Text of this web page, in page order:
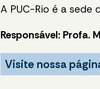
A PUC-Rio é a sede
Responsável: Profa.
Visite nossa